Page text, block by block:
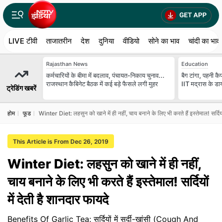
LIVE टीवी ताजातरीन देश दुनिया वीडियो सोने का भाव चांदी का भाव
ट्रेडिंग खबरें
Rajasthan News
कर्मचारियों के बीमा में बदलाव, पंचायत-निकाय चुनाव...
राजस्थान कैबिनेट बैठक में कई बड़े फैसले लगी मुहर
Education
बैग टांगा, पहनी
IIT मद्रास के
होम फूड Winter Diet: लहसुन को खाने में ही नहीं, चाय बनाने के लिए भी करते हैं इस्तेमाल!
This Article is From Dec 26, 2019
Winter Diet: लहसुन को खाने में ही नहीं,
चाय बनाने के लिए भी करते हैं इस्तेमाल! सर्दियों
में देती है शानदार फायदे
Benefits Of Garlic Tea: सर्दियों में सर्दी-खांसी (Cough And